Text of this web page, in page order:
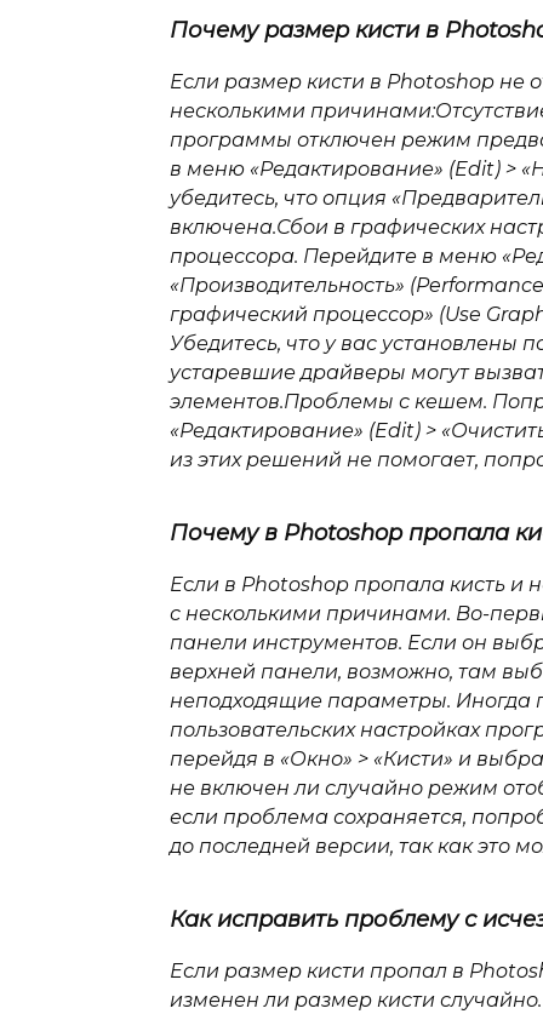
Почему размер кисти в
Если размер кисти в Photoshop не
несколькими
программы отключен режим
в меню «Редактирование» (Edit) >
убедитесь, что опция
включена.Сбои в графических
процессора. Перейдите в меню
«Производительность»
графический процессор» (Use
Убедитесь, что у вас установлены
устаревшие драйверы могут
элементов.Проблемы с кешем.
«Редактирование» (Edit) >
из этих решений не помогает,
Почему в Photoshop пропала
Если в Photoshop пропала кисть и
с несколькими причинами. Во-
панели инструментов. Если он
верхней панели, возможно, там
неподходящие параметры. Иногда
пользовательских настройках
перейдя в «Окно» > «Кисти» и
не включен ли случайно режим
если проблема сохраняется,
до последней версии, так как это
Как исправить проблему с
Если размер кисти пропал в
изменен ли размер кисти